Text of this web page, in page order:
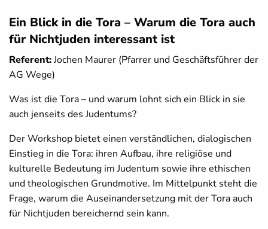
Ein Blick in die Tora – Warum die Tora auch
für Nichtjuden interessant ist
Referent:Jochen Maurer (Pfarrer und Geschäftsführer der
AG Wege)
Was ist die Tora – und warum lohnt sich ein Blick in sie
auch jenseits des Judentums?
Der Workshop bietet einen verständlichen, dialogischen
Einstieg in die Tora: ihren Aufbau, ihre religiöse und
kulturelle Bedeutung im Judentum sowie ihre ethischen
und theologischen Grundmotive. Im Mittelpunkt steht die
Frage, warum die Auseinandersetzung mit der Tora auch
für Nichtjuden bereichernd sein kann.